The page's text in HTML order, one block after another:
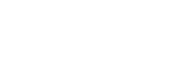
高速、稳定的网络连接服务，成为了越来